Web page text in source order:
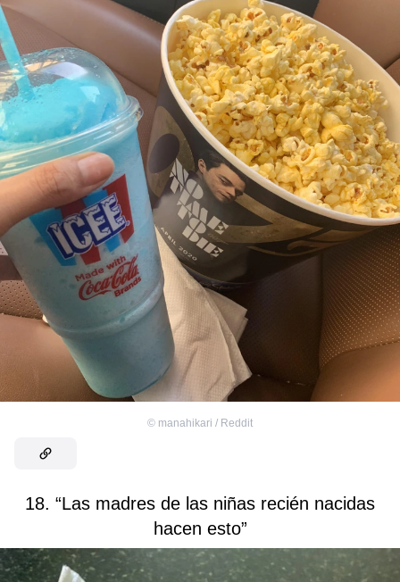
© manahikari / Reddit
18. “Las madres de las niñas recién nacidas
hacen esto”